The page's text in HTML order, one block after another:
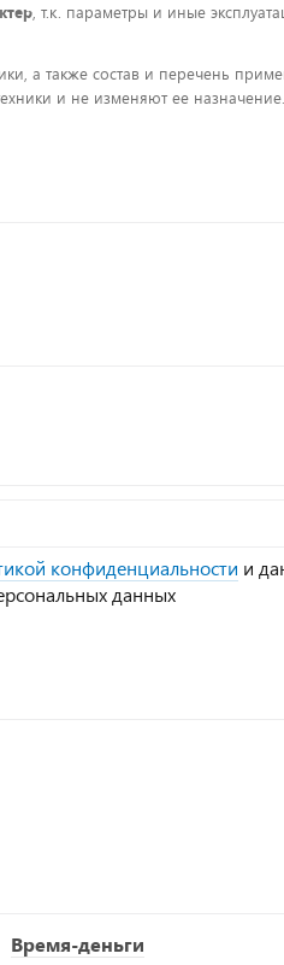
, т.к. параметры и иные
а также состав и перечень
и не изменяют ее назначение.
конфиденциальности и
данных
Время-деньги